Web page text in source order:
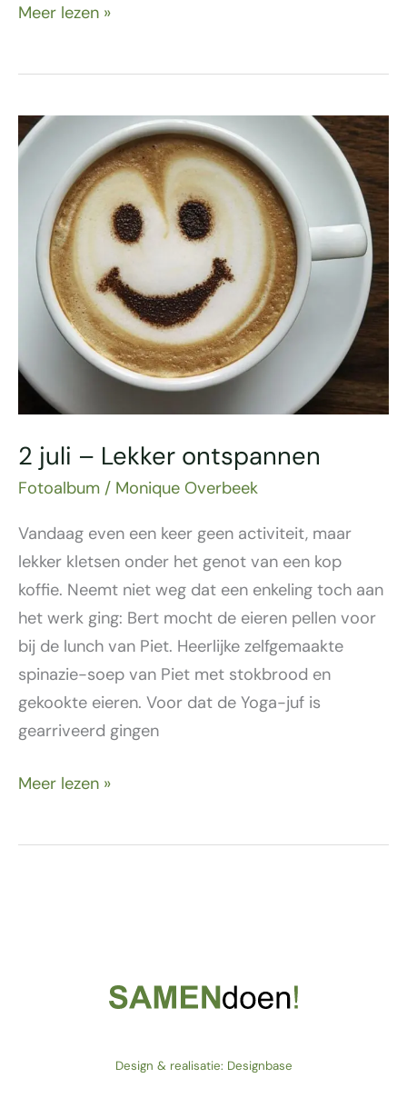
Meer lezen »
2 juli – Lekker ontspannen
Fotoalbum / Monique Overbeek
Vandaag even een keer geen activiteit, maar
lekker kletsen onder het genot van een kop
koffie. Neemt niet weg dat een enkeling toch aan
het werk ging: Bert mocht de eieren pellen voor
bij de lunch van Piet. Heerlijke zelfgemaakte
spinazie-soep van Piet met stokbrood en
gekookte eieren. Voor dat de Yoga-juf is
gearriveerd gingen
2
juli
Lekker
ontspannen
Meer lezen »
Design & realisatie: Designbase